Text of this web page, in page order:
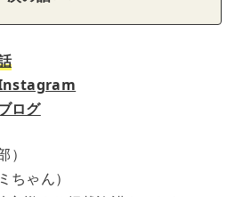
ログ
）
ちゃん）